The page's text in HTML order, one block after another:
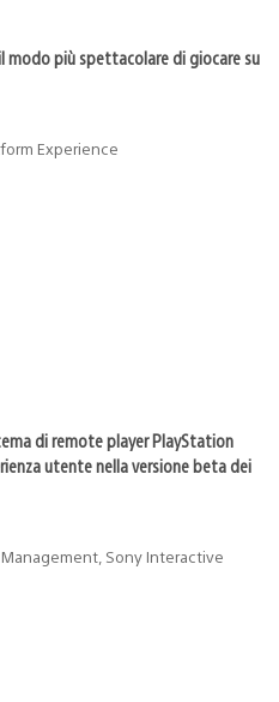
modo più spettacolare di giocare su
Experience
di remote player PlayStation
utente nella versione beta dei
Sony Interactive